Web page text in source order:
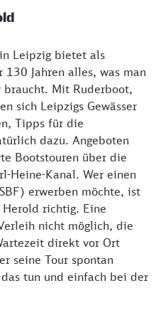
Leipzig bietet als
Jahren alles, was man
braucht. Mit Ruderboot,
sich Leipzigs Gewässer
Tipps für die
dazu. Angeboten
Bootstouren über die
Heine-Kanal. Wer einen
erwerben möchte, ist
Herold richtig. Eine
nicht möglich, die
direkt vor Ort
seine Tour spontan
tun und einfach bei der